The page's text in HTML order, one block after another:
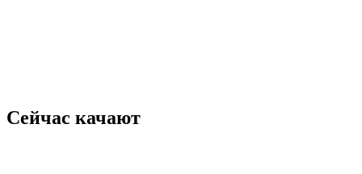
Сейчас качают